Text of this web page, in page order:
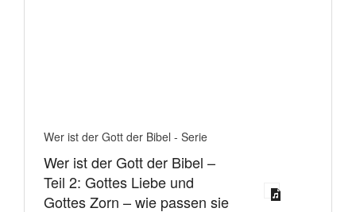
Wer ist der Gott der Bibel - Serie
Wer ist der Gott der Bibel –
Teil 2: Gottes Liebe und
Gottes Zorn – wie passen sie